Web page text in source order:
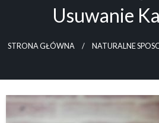
Usuwanie
STRONA GŁÓWNA NATURALNE